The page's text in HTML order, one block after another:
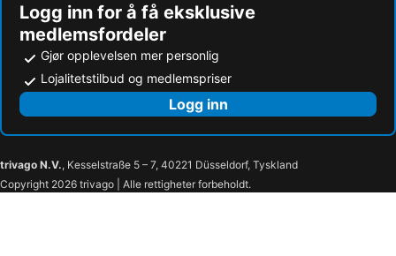
Logg inn for å få eksklusive
medlemsfordeler
Gjør opplevelsen mer personlig
Lojalitetstilbud og medlemspriser
Logg inn
trivago N.V., Kesselstraße 5 – 7, 40221 Düsseldorf, Tyskland
Copyright 2026 trivago | Alle rettigheter forbeholdt.